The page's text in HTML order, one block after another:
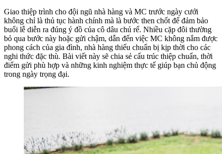
Giao thiệp trình cho đội ngũ nhà hàng và MC trước ngày cưới
không chỉ là thủ tục hành chính mà là bước then chốt để đảm bảo
buổi lễ diễn ra đúng ý đồ của cô dâu chú rể. Nhiều cặp đôi thường
bỏ qua bước này hoặc gửi chậm, dẫn đến việc MC không nắm được
phong cách của gia đình, nhà hàng thiếu chuẩn bị kịp thời cho các
nghi thức đặc thù. Bài viết này sẽ chia sẻ cấu trúc thiệp chuẩn, thời
điểm gửi phù hợp và những kinh nghiệm thực tế giúp bạn chủ động
trong ngày trọng đại.